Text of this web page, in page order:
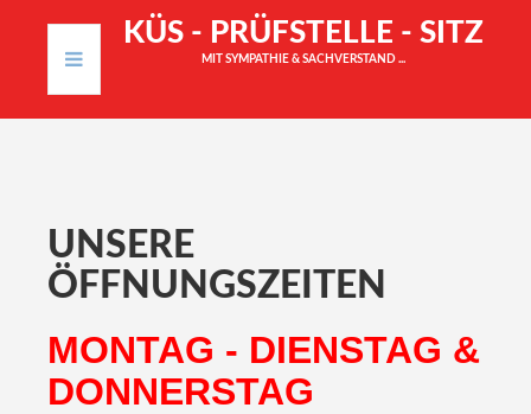
KÜS - PRÜ FST E LL E - S TZ
MIT SYMPATHIE & SACHVERSTAND ...
START
KONTAKT
IMPRESSUM
UNSERE
ÖFFNUNGSZEITEN
MONTAG - DIENSTAG &
DONNERSTAG